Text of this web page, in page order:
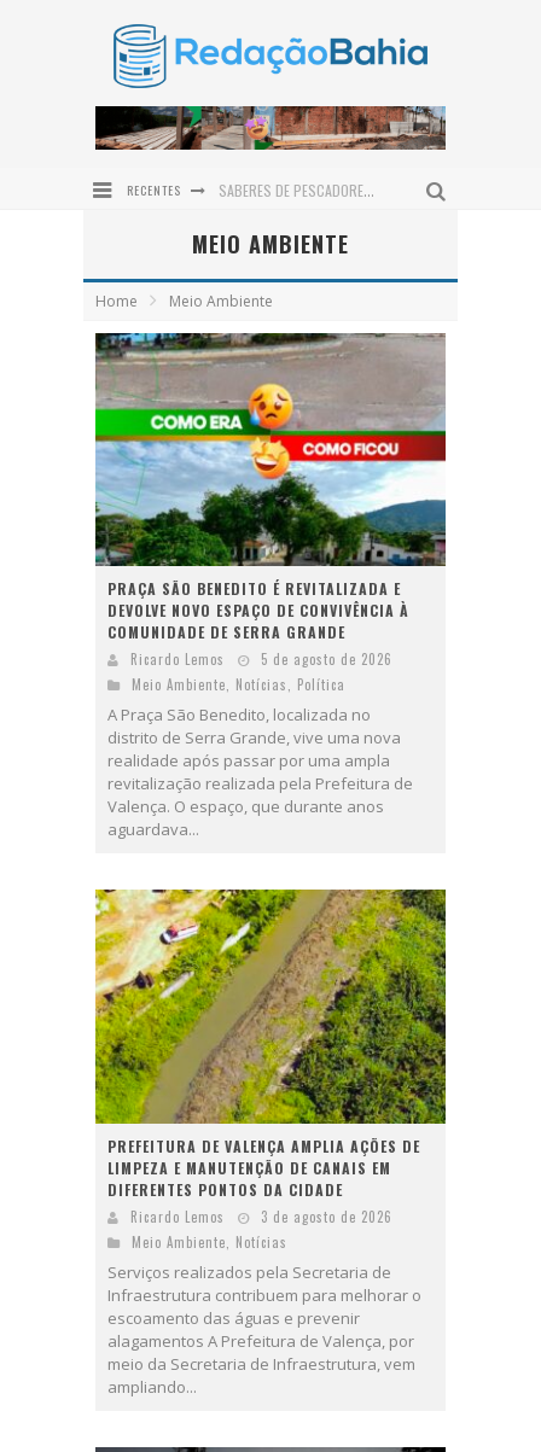
RECENTES SABERES DE PESCADORES E MARISQUEIRAS ORIENTAM MAPEAMENTO DO TERRITÓRIO MARINHO EM VALENÇA
DEFENSORIA PÚBLICA REALIZA MUTIRÃO GRATUITO DE EXAMES DE DNA EM VALENÇA NO DIA 12 DE AGOSTO
CAIRU SE PREPARA PARA RECEBER O MAIOR ENCONTRO DE MOTOCICLISTAS DA REGIÃO COM O MOTO FEST
ESPAÇO EM LOUNGE NA CASACOR BAHIA HOMENAGEIA BAMBUZAL DO AEROPORTO DE SALVADOR
MEIO AMBIENTE
Home Meio Ambiente
PRAÇA SÃO BENEDITO É REVITALIZADA E
DEVOLVE NOVO ESPAÇO DE CONVIVÊNCIA À
COMUNIDADE DE SERRA GRANDE
Ricardo Lemos
5 de agosto de 2026
Meio Ambiente
Notícias Política
A Praça São Benedito, localizada no
distrito de Serra Grande, vive uma nova
realidade após passar por uma ampla
revitalização realizada pela Prefeitura de
Valença. O espaço, que durante anos
aguardava...
PREFEITURA DE VALENÇA AMPLIA AÇÕES DE
LIMPEZA E MANUTENÇÃO DE CANAIS EM
DIFERENTES PONTOS DA CIDADE
Ricardo Lemos
3 de agosto de 2026
Meio Ambiente
Notícias
Serviços realizados pela Secretaria de
Infraestrutura contribuem para melhorar o
escoamento das águas e prevenir
alagamentos A Prefeitura de Valença, por
meio da Secretaria de Infraestrutura, vem
ampliando...